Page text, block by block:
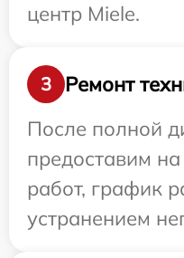
центр Miele.
3
Ремонт
После полной
предоставим
работ, график
устранением